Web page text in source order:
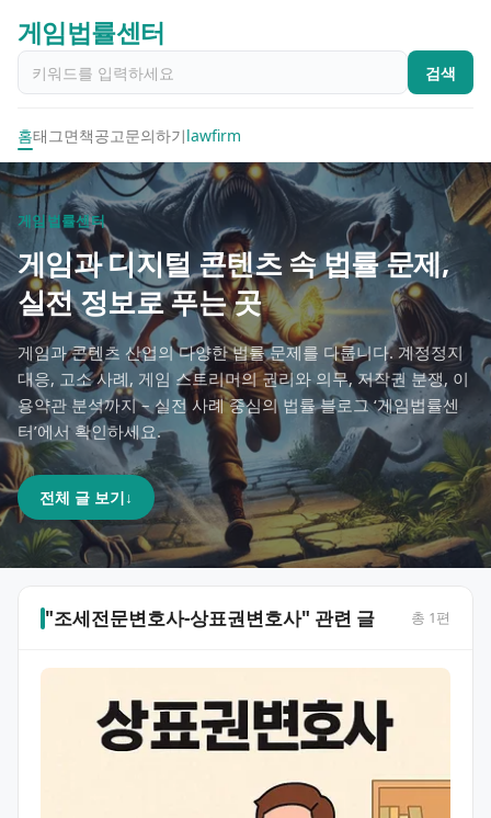
게임법률센터
검색
홈태그면책공고문의하기lawfirm
게임법률센터
게임과 디지털 콘텐츠 속 법률 문제,
실전 정보로 푸는 곳
게임과 콘텐츠 산업의 다양한 법률 문제를 다룹니다. 계정정지
대응, 고소 사례, 게임 스트리머의 권리와 의무, 저작권 분쟁, 이
용약관 분석까지 – 실전 사례 중심의 법률 블로그 ‘게임법률센
터’에서 확인하세요.
전체 글 보기↓
"조세전문변호사-상표권변호사" 관련 글 총 1편